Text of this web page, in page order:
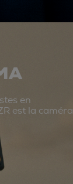
en
est la caméra